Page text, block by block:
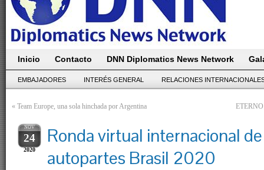
Inicio Contacto DNN Diplomatics News Network
EMBAJADORES INTERÉS GENERAL RELACIONES
« Team Europe, una sola hinchada por Argentina ETERNO
NOV
24
2020
Ronda virtual internacional
autopartes Brasil 2020